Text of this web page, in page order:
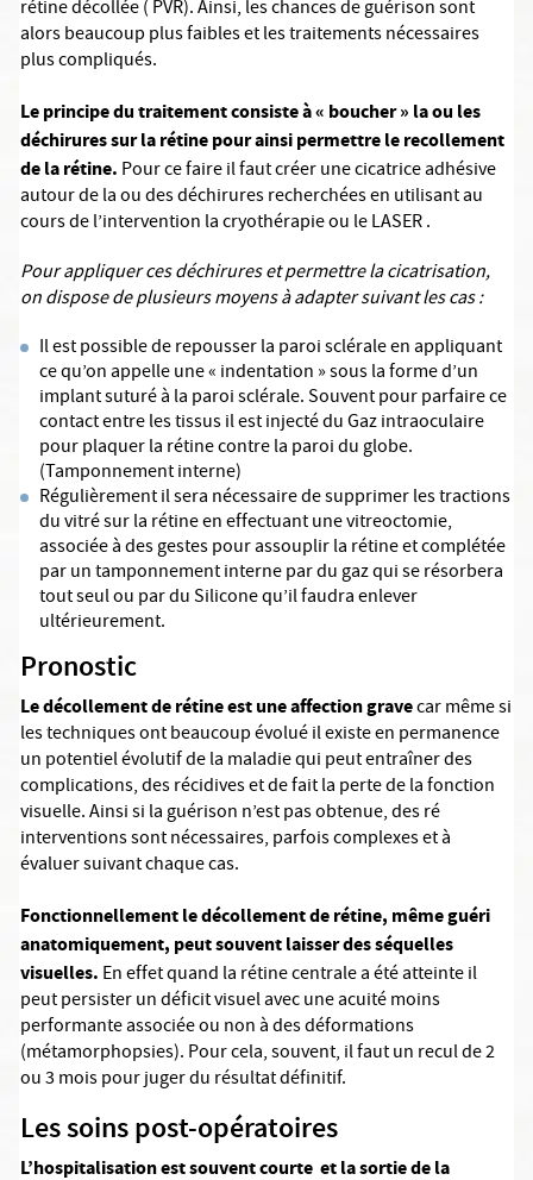
rétine décollée ( PVR). Ainsi, les chances de guérison sont
alors beaucoup plus faibles et les traitements nécessaires
plus compliqués.
Le principe du traitement consiste à « boucher » la ou les
déchirures sur la rétine pour ainsi permettre le recollement
de la rétine. Pour ce faire il faut créer une cicatrice adhésive
autour de la ou des déchirures recherchées en utilisant au
cours de l’intervention la cryothérapie ou le LASER .
Pour appliquer ces déchirures et permettre la cicatrisation,
on dispose de plusieurs moyens à adapter suivant les cas :
Il est possible de repousser la paroi sclérale en appliquant
ce qu’on appelle une « indentation » sous la forme d’un
implant suturé à la paroi sclérale. Souvent pour parfaire ce
contact entre les tissus il est injecté du Gaz intraoculaire
pour plaquer la rétine contre la paroi du globe.
(Tamponnement interne)
Régulièrement il sera nécessaire de supprimer les tractions
du vitré sur la rétine en effectuant une vitreoctomie,
associée à des gestes pour assouplir la rétine et complétée
par un tamponnement interne par du gaz qui se résorbera
tout seul ou par du Silicone qu’il faudra enlever
ultérieurement.
Pronostic
Le décollement de rétine est une affection gravecar même si
les techniques ont beaucoup évolué il existe en permanence
un potentiel évolutif de la maladie qui peut entraîner des
complications, des récidives et de fait la perte de la fonction
visuelle. Ainsi si la guérison n’est pas obtenue, des ré
interventions sont nécessaires, parfois complexes et à
évaluer suivant chaque cas.
Fonctionnellement le décollement de rétine, même guéri
anatomiquement, peut souvent laisser des séquelles
visuelles. En effet quand la rétine centrale a été atteinte il
peut persister un déficit visuel avec une acuité moins
performante associée ou non à des déformations
(métamorphopsies). Pour cela, souvent, il faut un recul de 2
ou 3 mois pour juger du résultat définitif.
Les soins post-opératoires
L’hospitalisation est souvent courte et la sortie de la